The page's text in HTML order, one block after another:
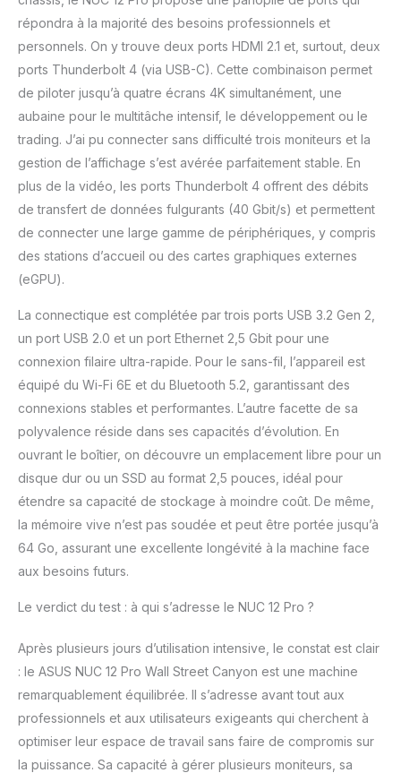
répondra à la majorité des besoins professionnels et
personnels. On y trouve deux ports HDMI 2.1 et, surtout, deux
ports Thunderbolt 4 (via USB-C). Cette combinaison permet
de piloter jusqu’à quatre écrans 4K simultanément, une
aubaine pour le multitâche intensif, le développement ou le
trading. J’ai pu connecter sans difficulté trois moniteurs et la
gestion de l’affichage s’est avérée parfaitement stable. En
plus de la vidéo, les ports Thunderbolt 4 offrent des débits
de transfert de données fulgurants (40 Gbit/s) et permettent
de connecter une large gamme de périphériques, y compris
des stations d’accueil ou des cartes graphiques externes
(eGPU).
La connectique est complétée par trois ports USB 3.2 Gen 2,
un port USB 2.0 et un port Ethernet 2,5 Gbit pour une
connexion filaire ultra-rapide. Pour le sans-fil, l’appareil est
équipé du Wi-Fi 6E et du Bluetooth 5.2, garantissant des
connexions stables et performantes. L’autre facette de sa
polyvalence réside dans ses capacités d’évolution. En
ouvrant le boîtier, on découvre un emplacement libre pour un
disque dur ou un SSD au format 2,5 pouces, idéal pour
étendre sa capacité de stockage à moindre coût. De même,
la mémoire vive n’est pas soudée et peut être portée jusqu’à
64 Go, assurant une excellente longévité à la machine face
aux besoins futurs.
Le verdict du test : à qui s’adresse le NUC 12 Pro ?
Après plusieurs jours d’utilisation intensive, le constat est clair
: le ASUS NUC 12 Pro Wall Street Canyon est une machine
remarquablement équilibrée. Il s’adresse avant tout aux
professionnels et aux utilisateurs exigeants qui cherchent à
optimiser leur espace de travail sans faire de compromis sur
la puissance. Sa capacité à gérer plusieurs moniteurs, sa